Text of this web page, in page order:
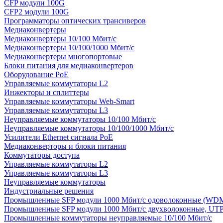
CFP модули 100G
CFP2 модули 100G
Программаторы оптических трансиверов
Медиаконвертеры
Медиаконвертеры 10/100 Мбит/с
Медиаконвертеры 10/100/1000 Мбит/c
Медиаконвертеры многопортовые
Блоки питания для медиаконвертеров
Оборудование PoE
Управляемые коммутаторы L2
Инжекторы и сплиттеры
Управляемые коммутаторы Web-Smart
Управляемые коммутаторы L3
Неуправляемые коммутаторы 10/100 Мбит/с
Неуправляемые коммутаторы 10/100/1000 Мбит/с
Усилители Ethernet сигнала PoE
Медиаконверторы и блоки питания
Коммутаторы доступа
Управляемые коммутаторы L2
Управляемые коммутаторы L3
Неуправляемые коммутаторы
Индустриальные решения
Промышленные SFP модули 1000 Мбит/c одоволоконные
Промышленные SFP модули 1000 Мбит/c двухволоконные,
Промышленные коммутаторы неуправляемые 10/100 Мбит/с